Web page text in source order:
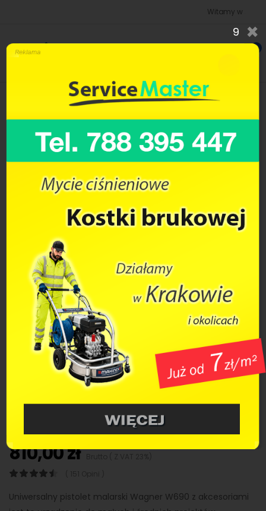
8 ×
Witamy w sklepie
0
Pistolet malarski Wagner W690
z akcesoriami
KOD:4004025126017 FIRMA:-
Towar w magazynie
810,00 zł
Uniwersalny pistolet malarski Wagner W690 z akcesoriami